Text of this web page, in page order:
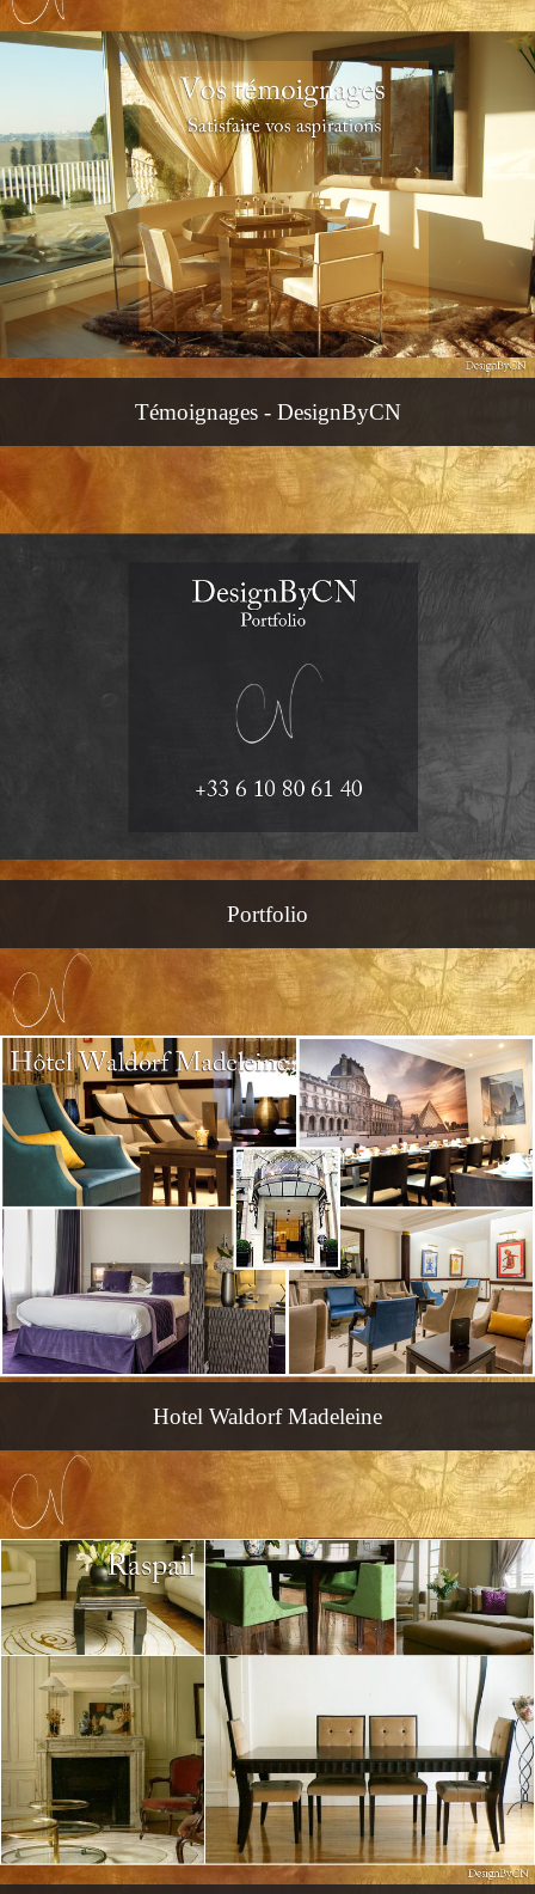
Témoignages - DesignByCN
Portfolio
Hotel Waldorf Madeleine